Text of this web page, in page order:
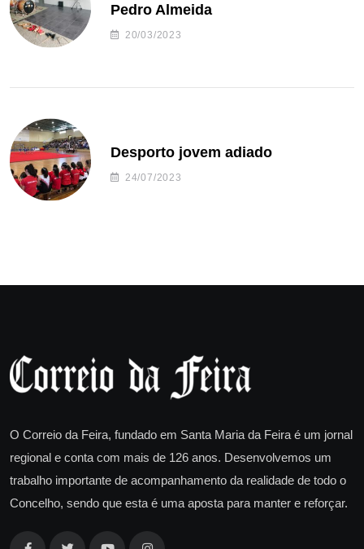
Pedro Almeida
20/03/2023
Desporto jovem adiado
24/07/2023
O Correio da Feira, fundado em Santa Maria da Feira é um jornal
regional e conta com mais de 126 anos. Desenvolvemos um
trabalho importante de acompanhamento da realidade de todo o
Concelho, sendo que esta é uma aposta para manter e reforçar.